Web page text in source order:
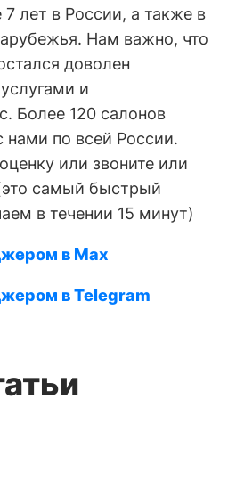
лет в России, а также в
Нам важно, что
доволен
и
Более 120 салонов
нами по всей России.
или звоните или
самый быстрый
в течении 15 минут)
в Max
в Telegram